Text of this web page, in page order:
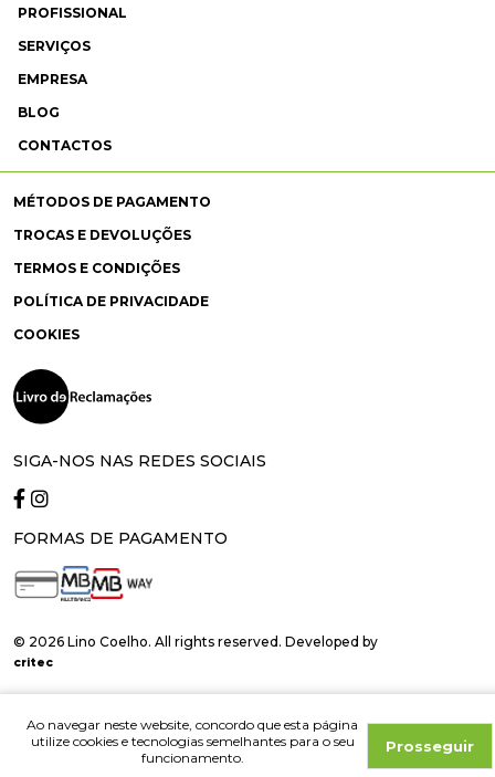
Ao navegar neste website, concordo que esta página
utilize cookies e tecnologias semelhantes para o seu
funcionamento.
Prosseguir
PROFISSIONAL
SERVIÇOS
EMPRESA
BLOG
CONTACTOS
MÉTODOS DE PAGAMENTO
TROCAS E DEVOLUÇÕES
TERMOS E CONDIÇÕES
POLÍTICA DE PRIVACIDADE
COOKIES
SIGA-NOS NAS REDES SOCIAIS
FORMAS DE PAGAMENTO
© 2026 Lino Coelho. All rights reserved. Developed by
critec